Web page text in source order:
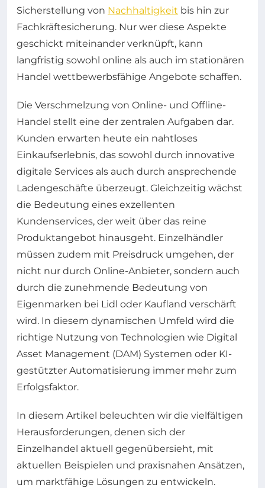
Sicherstellung von Nachhaltigkeit bis hin zur
Fachkräftesicherung. Nur wer diese Aspekte
geschickt miteinander verknüpft, kann
langfristig sowohl online als auch im stationären
Handel wettbewerbsfähige Angebote schaffen.
Die Verschmelzung von Online- und Offline-
Handel stellt eine der zentralen Aufgaben dar.
Kunden erwarten heute ein nahtloses
Einkaufserlebnis, das sowohl durch innovative
digitale Services als auch durch ansprechende
Ladengeschäfte überzeugt. Gleichzeitig wächst
die Bedeutung eines exzellenten
Kundenservices, der weit über das reine
Produktangebot hinausgeht. Einzelhändler
müssen zudem mit Preisdruck umgehen, der
nicht nur durch Online-Anbieter, sondern auch
durch die zunehmende Bedeutung von
Eigenmarken bei Lidl oder Kaufland verschärft
wird. In diesem dynamischen Umfeld wird die
richtige Nutzung von Technologien wie Digital
Asset Management (DAM) Systemen oder KI-
gestützter Automatisierung immer mehr zum
Erfolgsfaktor.
In diesem Artikel beleuchten wir die vielfältigen
Herausforderungen, denen sich der
Einzelhandel aktuell gegenübersieht, mit
aktuellen Beispielen und praxisnahen Ansätzen,
um marktfähige Lösungen zu entwickeln.